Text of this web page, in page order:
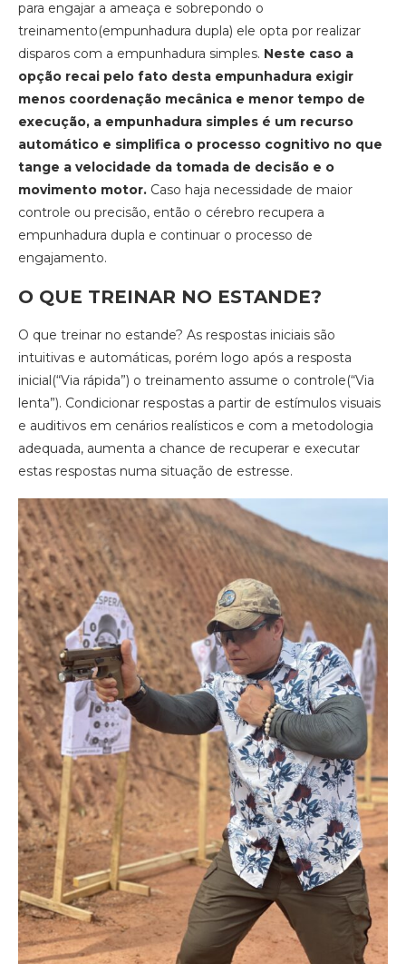
para engajar a ameaça e sobrepondo o
treinamento(empunhadura dupla) ele opta por realizar
disparos com a empunhadura simples. Neste caso a
opção recai pelo fato desta empunhadura exigir
menos coordenação mecânica e menor tempo de
execução, a empunhadura simples é um recurso
automático e simplifica o processo cognitivo no que
tange a velocidade da tomada de decisão e o
movimento motor. Caso haja necessidade de maior
controle ou precisão, então o cérebro recupera a
empunhadura dupla e continuar o processo de
engajamento.
O QUE TREINAR NO ESTANDE?
O que treinar no estande? As respostas iniciais são
intuitivas e automáticas, porém logo após a resposta
inicial(“Via rápida”) o treinamento assume o controle(“Via
lenta”). Condicionar respostas a partir de estímulos visuais
e auditivos em cenários realísticos e com a metodologia
adequada, aumenta a chance de recuperar e executar
estas respostas numa situação de estresse.